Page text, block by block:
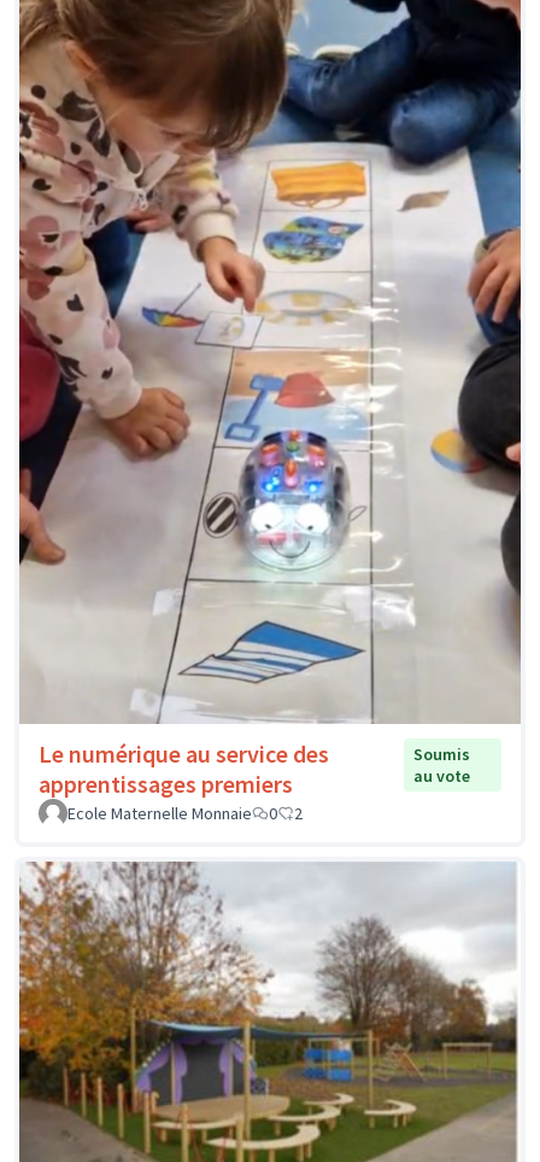
Le numérique au service des
apprentissages premiers
Soumis
au vote
Ecole Maternelle Monnaie
0 2